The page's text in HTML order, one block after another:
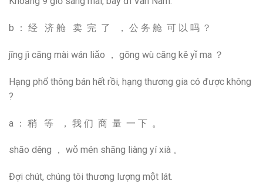
b ： 经 济 舱 卖 完 了 ， 公 务 舱 可 以 吗 ？
jīng jì cāng mài wán liǎo ， gōng wù cāng kě yǐ ma ？
Hạng phổ thông bán hết rồi, hạng thương gia có được không
?
a ： 稍 等 ， 我 们 商 量 一 下 。
shāo děng ， wǒ mén shāng liàng yí xià 。
Đợi chút, chúng tôi thương lượng một lát.